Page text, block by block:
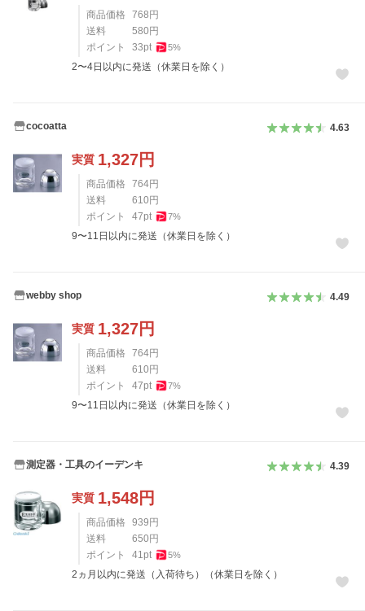
商品価格 768 円
送料
580 円
ポイント
33pt 5%
2〜4日以内に発送（休業日を除く）
cocoatta 4.63
実質 1,327円
商品価格 764円
送料
610 円
ポイント
47pt 7%
9〜11日以内に発送（休業日を除く）
webby shop 4.49
実質 1,327円
商品価格 764円
送料
610 円
ポイント
47pt 7%
9〜11日以内に発送（休業日を除く）
測定器・工具のイーデンキ 4.39
実質 1,548円
商品価格 939 円
送料
650 円
ポイント
41pt 5%
2ヵ月以内に発送（入荷待ち）（休業日を除く）